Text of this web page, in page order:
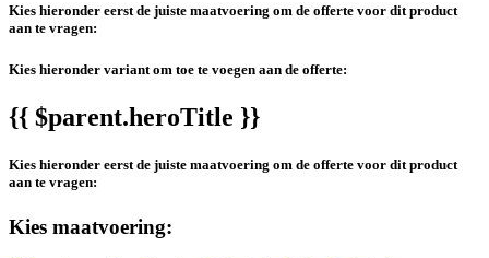
Kies hieronder eerst de juiste maatvoering om de offerte voor dit product
aan te vragen:
Kies hieronder variant om toe te voegen aan de offerte:
{{ $parent.heroTitle }}
Kies hieronder eerst de juiste maatvoering om de offerte voor dit product
aan te vragen:
Kies maatvoering: